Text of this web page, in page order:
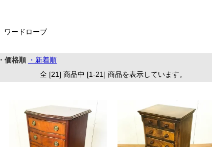
ワードローブ
・価格順
・新着順
全 [21] 商品中 [1-21] 商品を表示しています。